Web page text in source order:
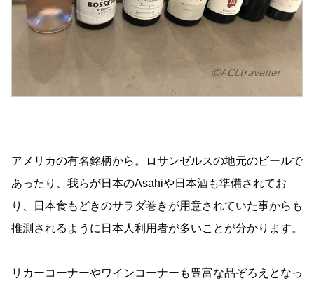
アメリカの有名銘柄から。ロサンゼルスの地元のビールで
あったり、我らが日本のAsahiや日本酒も準備されてお
り、日本食もどきのサラダ巻きが用意されていた事からも
推測されるように日本人利用者が多いことが分かります。
リカーコーナーやワインコーナーも豊富な品ぞろえとなっ